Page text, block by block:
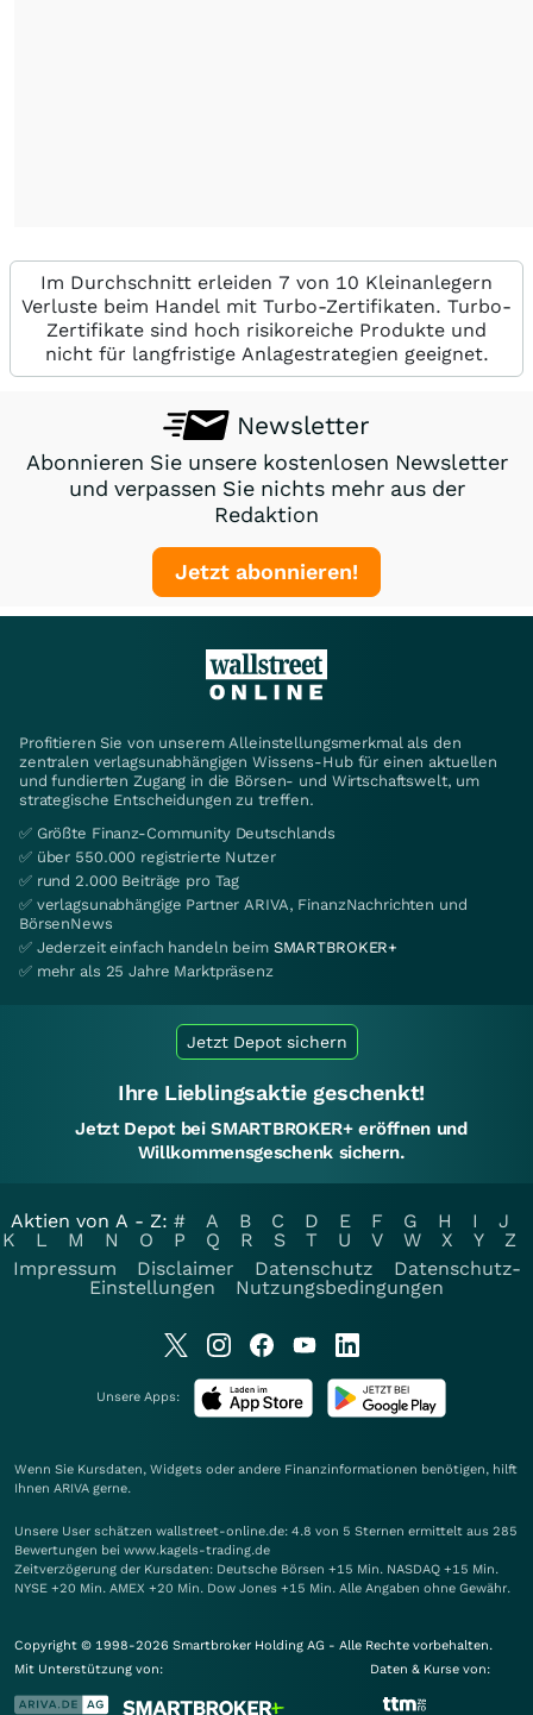
Im Durchschnitt erleiden 7 von 10 Kleinanlegern
Verluste beim Handel mit Turbo-Zertifikaten. Turbo-
Zertifikate sind hoch risikoreiche Produkte und
nicht für langfristige Anlagestrategien geeignet.
Newsletter
Abonnieren Sie unsere kostenlosen Newsletter
und verpassen Sie nichts mehr aus der
Redaktion
Jetzt abonnieren!
Profitieren Sie von unserem Alleinstellungsmerkmal als den
zentralen verlagsunabhängigen Wissens-Hub für einen aktuellen
und fundierten Zugang in die Börsen- und Wirtschaftswelt, um
strategische Entscheidungen zu treffen.
✅ Größte Finanz-Community Deutschlands
✅ über 550.000 registrierte Nutzer
✅ rund 2.000 Beiträge pro Tag
✅ verlagsunabhängige Partner ARIVA, FinanzNachrichten und
BörsenNews
✅ Jederzeit einfach handeln beim SMARTBROKER+
✅ mehr als 25 Jahre Marktpräsenz
Jetzt Depot sichern
Ihre Lieblingsaktie geschenkt!
Jetzt Depot bei SMARTBROKER+ eröffnen und
Willkommensgeschenk sichern.
Aktien von A - Z: # A B C D E F G H I
J
K
L M N O P Q R S T U V W X Y
Z
Impressum
Disclaimer Datenschutz
Datenschutz-
Einstellungen
Nutzungsbedingungen
Unsere Apps:
Wenn Sie Kursdaten, Widgets oder andere Finanzinformationen benötigen, hilft
Ihnen ARIVA gerne.
Unsere User schätzen wallstreet-online.de: 4.8 von 5 Sternen ermittelt aus 285
Bewertungen bei www.kagels-trading.de
Zeitverzögerung der Kursdaten: Deutsche Börsen +15 Min. NASDAQ +15 Min.
NYSE +20 Min. AMEX +20 Min. Dow Jones +15 Min. Alle Angaben ohne Gewähr.
Copyright © 1998-2026 Smartbroker Holding AG - Alle Rechte vorbehalten.
Mit Unterstützung von:
Daten & Kurse von: